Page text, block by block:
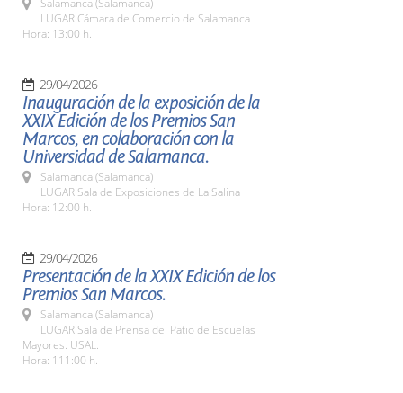
Salamanca (Salamanca)
LUGAR Cámara de Comercio de Salamanca
Hora: 13:00 h.
29/04/2026
Inauguración de la exposición de la
XXIX Edición de los Premios San
Marcos, en colaboración con la
Universidad de Salamanca.
Salamanca (Salamanca)
LUGAR Sala de Exposiciones de La Salina
Hora: 12:00 h.
29/04/2026
Presentación de la XXIX Edición de los
Premios San Marcos.
Salamanca (Salamanca)
LUGAR Sala de Prensa del Patio de Escuelas
Mayores. USAL.
Hora: 111:00 h.